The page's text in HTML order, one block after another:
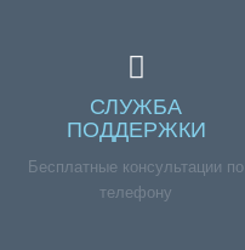
СЛУЖБА
ПОДДЕРЖКИ
Бесплатные консультации по
телефону